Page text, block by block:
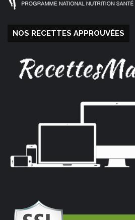
NOS RECETTES APPROUVÉES